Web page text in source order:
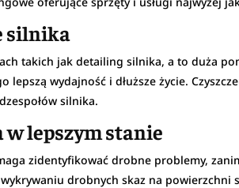
silnika
takich jak detailing silnika, a to duża
lepszą wydajność i dłuższe życie.
silnika.
lepszym stanie
zidentyfikować drobne problemy,
drobnych skaz na